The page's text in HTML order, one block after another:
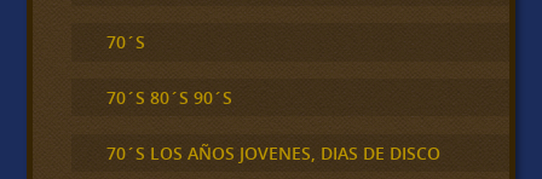
70´S
70´S 80´S 90´S
70´S LOS AÑOS JOVENES, DIAS DE DISCO